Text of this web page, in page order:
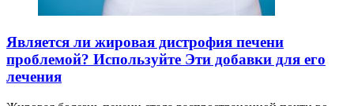
Является ли жировая дистрофия печени
проблемой? Используйте Эти добавки для его
лечения